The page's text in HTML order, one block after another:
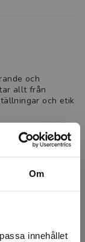
Om
innehållet
och
allt från
och etik
och